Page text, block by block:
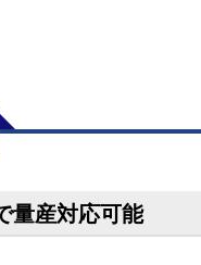
量産対応可能